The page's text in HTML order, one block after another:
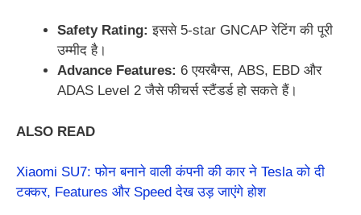
Safety Rating: इससे 5-star GNCAP रेटिंग की पूरी
उम्मीद है।
Advance Features: 6 एयरबैग्स, ABS, EBD और
ADAS Level 2 जैसे फीचर्स स्टैंडर्ड हो सकते हैं।
ALSO READ
Xiaomi SU7: फोन बनाने वाली कंपनी की कार ने Tesla को दी
टक्कर, Features और Speed देख उड़ जाएंगे होश